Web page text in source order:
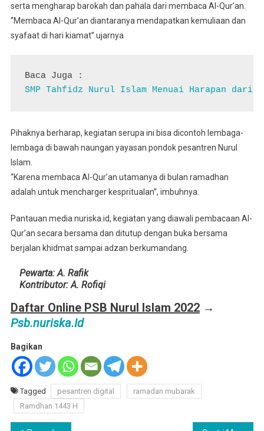
serta mengharap barokah dan pahala dari membaca Al-Qur’an.
‘’Membaca Al-Qur’an diantaranya mendapatkan kemuliaan dan
syafaat di hari kiamat’’ ujarnya
SMP Tahfidz Nurul Islam Menuai Harapan dari
Pihaknya berharap, kegiatan serupa ini bisa dicontoh lembaga-
lembaga di bawah naungan yayasan pondok pesantren Nurul
Islam.
“Karena membaca Al-Qur’an utamanya di bulan ramadhan
adalah untuk mencharger kespritualan”, imbuhnya.
Pantauan media nuriska.id, kegiatan yang diawali pembacaan Al-
Qur’an secara bersama dan ditutup dengan buka bersama
berjalan khidmat sampai adzan berkumandang.
Pewarta: A. Rafik
Kontributor: A. Rofiqi
Daftar Online PSB Nurul Islam 2022→
Psb.nuriska.Id
Bagikan
Tagged pesantren digital
ramadan mubarak
Ramdhan 1443 H